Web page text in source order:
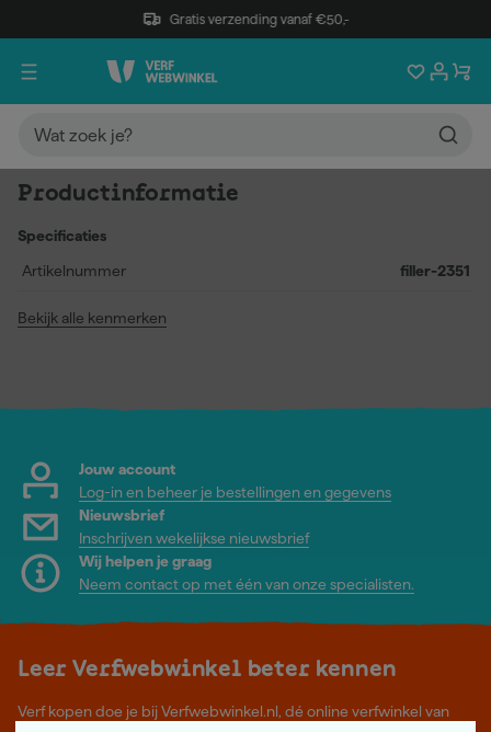
Gratis verzending vanaf €50,-
Productinformatie
Specificaties
Artikelnummer
filler-2351
Bekijk alle kenmerken
Jouw account
Log-in en beheer je bestellingen en gegevens
Nieuwsbrief
Inschrijven wekelijkse nieuwsbrief
Wij helpen je graag
Neem contact op met één van onze specialisten.
Leer Verfwebwinkel beter kennen
Verf kopen doe je bij Verfwebwinkel.nl, dé online verfwinkel van